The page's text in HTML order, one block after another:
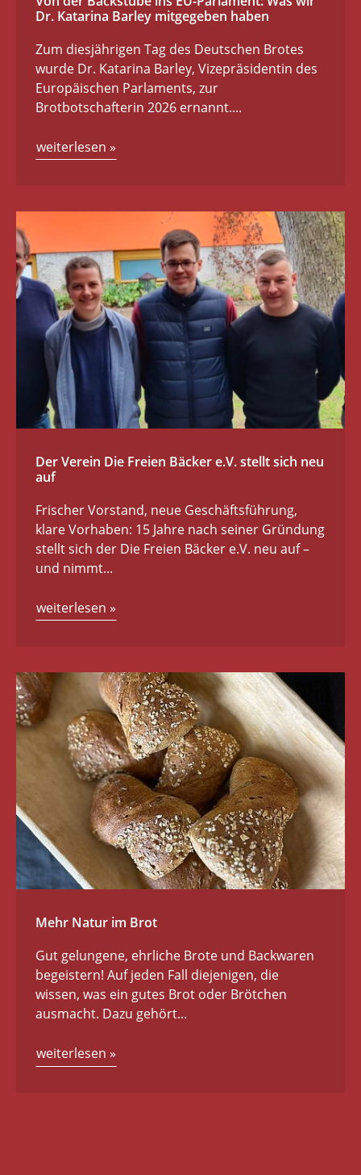
Dr. Katarina Barley mitgegeben haben
Zum diesjährigen Tag des Deutschen Brotes
wurde Dr. Katarina Barley, Vizepräsidentin des
Europäischen Parlaments, zur
Brotbotschafterin 2026 ernannt....
weiterlesen »
Der Verein Die Freien Bäcker e.V. stellt sich neu
auf
Frischer Vorstand, neue Geschäftsführung,
klare Vorhaben: 15 Jahre nach seiner Gründung
stellt sich der Die Freien Bäcker e.V. neu auf –
und nimmt...
weiterlesen »
Mehr Natur im Brot
Gut gelungene, ehrliche Brote und Backwaren
begeistern! Auf jeden Fall diejenigen, die
wissen, was ein gutes Brot oder Brötchen
ausmacht. Dazu gehört...
weiterlesen »